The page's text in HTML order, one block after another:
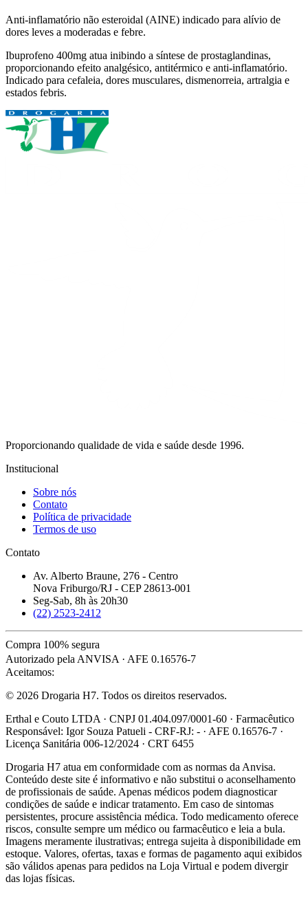
Anti-inflamatório não esteroidal (AINE) indicado para alívio de
dores leves a moderadas e febre.
Ibuprofeno 400mg atua inibindo a síntese de prostaglandinas,
proporcionando efeito analgésico, antitérmico e anti-inflamatório.
Indicado para cefaleia, dores musculares, dismenorreia, artralgia e
estados febris.
Proporcionando qualidade de vida e saúde desde 1996.
Institucional
Sobre nós
Contato
Política de privacidade
Termos de uso
Contato
Av. Alberto Braune, 276 - Centro
Nova Friburgo/RJ - CEP 28613-001
Seg-Sab, 8h às 20h30
(22) 2523-2412
Compra 100% segura
Autorizado pela ANVISA · AFE 0.16576-7
Aceitamos:
© 2026 Drogaria H7. Todos os direitos reservados.
Erthal e Couto LTDA · CNPJ 01.404.097/0001-60 · Farmacêutico
Responsável: Igor Souza Patueli - CRF-RJ: - · AFE 0.16576-7 ·
Licença Sanitária 006-12/2024 · CRT 6455
Drogaria H7 atua em conformidade com as normas da Anvisa.
Conteúdo deste site é informativo e não substitui o aconselhamento
de profissionais de saúde. Apenas médicos podem diagnosticar
condições de saúde e indicar tratamento. Em caso de sintomas
persistentes, procure assistência médica. Todo medicamento oferece
riscos, consulte sempre um médico ou farmacêutico e leia a bula.
Imagens meramente ilustrativas; entrega sujeita à disponibilidade em
estoque. Valores, ofertas, taxas e formas de pagamento aqui exibidos
são válidos apenas para pedidos na Loja Virtual e podem divergir
das lojas físicas.